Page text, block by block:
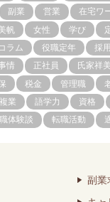
副業 営業 在宅ワ
帆 女性 学び
ラム 役職定年 採用
情 正社員 氏家祥美
税金 管理職
複業 語学力 資格
体験談 転職活動
副業